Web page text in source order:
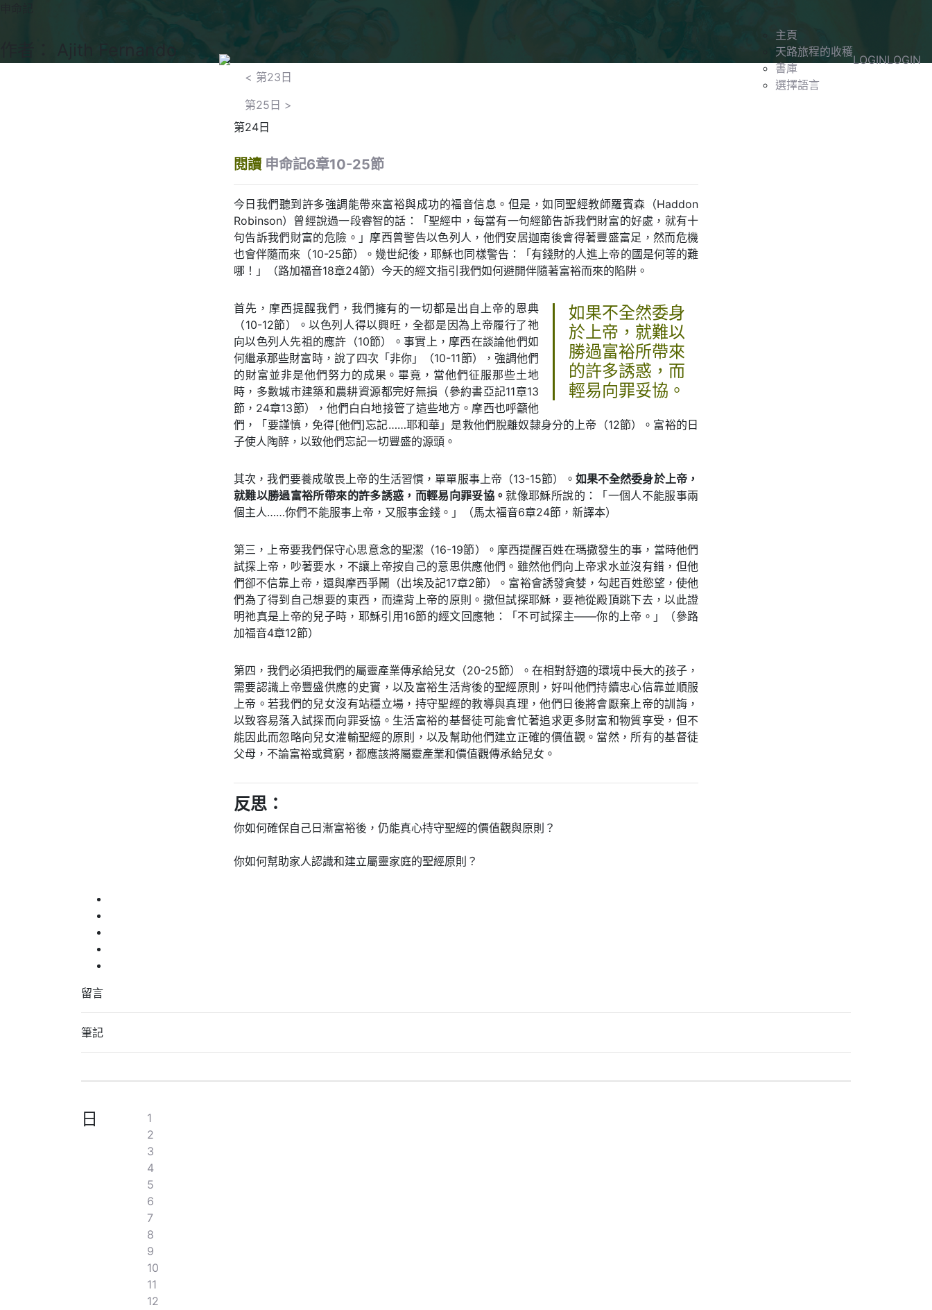
主頁
天路旅程的收穫
書庫
選擇語言
LOGINLOGIN
作者： Ajith Fernando
< 第23日
第25日 >
第24日
閱讀 申命記6章10-25節
今日我們聽到許多強調能帶來富裕與成功的福音信息。但是，如同聖經教師羅賓森（Haddon
Robinson）曾經說過一段睿智的話：「聖經中，每當有一句經節告訴我們財富的好處，就有十
句告訴我們財富的危險。」摩西曾警告以色列人，他們安居迦南後會得著豐盛富足，然而危機
也會伴隨而來（10-25節）。幾世紀後，耶穌也同樣警告：「有錢財的人進上帝的國是何等的難
哪！」（路加福音18章24節）今天的經文指引我們如何避開伴隨著富裕而來的陷阱。
如果不全然委身
於上帝，就難以
勝過富裕所帶來
的許多誘惑，而
輕易向罪妥協。
首先，摩西提醒我們，我們擁有的一切都是出自上帝的恩典
（10-12節）。以色列人得以興旺，全都是因為上帝履行了祂
向以色列人先祖的應許（10節）。事實上，摩西在談論他們如
何繼承那些財富時，說了四次「非你」（10-11節），強調他們
的財富並非是他們努力的成果。畢竟，當他們征服那些土地
時，多數城市建築和農耕資源都完好無損（參約書亞記11章13
節，24章13節），他們白白地接管了這些地方。摩西也呼籲他
們，「要謹慎，免得[他們]忘記……耶和華」是救他們脫離奴隸身分的上帝（12節）。富裕的日
子使人陶醉，以致他們忘記一切豐盛的源頭。
其次，我們要養成敬畏上帝的生活習慣，單單服事上帝（13-15節）。 如果不全然委身於上帝，
就難以勝過富裕所帶來的許多誘惑，而輕易向罪妥協。就像耶穌所說的：「一個人不能服事兩
個主人……你們不能服事上帝，又服事金錢。」（馬太福音6章24節，新譯本）
第三，上帝要我們保守心思意念的聖潔（16-19節）。摩西提醒百姓在瑪撒發生的事，當時他們
試探上帝，吵著要水，不讓上帝按自己的意思供應他們。雖然他們向上帝求水並沒有錯，但他
們卻不信靠上帝，還與摩西爭鬧（出埃及記17章2節）。富裕會誘發貪婪，勾起百姓慾望，使他
們為了得到自己想要的東西，而違背上帝的原則。撒但試探耶穌，要祂從殿頂跳下去，以此證
明祂真是上帝的兒子時，耶穌引用16節的經文回應牠：「不可試探主——你的上帝。」（參路
加福音4章12節）
第四，我們必須把我們的屬靈產業傳承給兒女（20-25節）。在相對舒適的環境中長大的孩子，
需要認識上帝豐盛供應的史實，以及富裕生活背後的聖經原則，好叫他們持續忠心信靠並順服
上帝。若我們的兒女沒有站穩立場，持守聖經的教導與真理，他們日後將會厭棄上帝的訓誨，
以致容易落入試探而向罪妥協。生活富裕的基督徒可能會忙著追求更多財富和物質享受，但不
能因此而忽略向兒女灌輸聖經的原則，以及幫助他們建立正確的價值觀。當然，所有的基督徒
父母，不論富裕或貧窮，都應該將屬靈產業和價值觀傳承給兒女。
反思：
你如何確保自己日漸富裕後，仍能真心持守聖經的價值觀與原則？
你如何幫助家人認識和建立屬靈家庭的聖經原則？
留言
筆記
日
1
2
3
4
5
6
7
8
9
10
11
12